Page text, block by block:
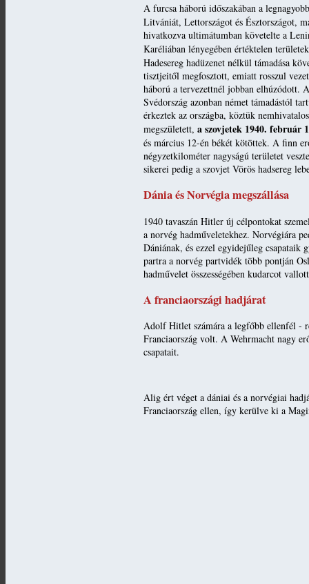
A furcsa háború időszakában a
Litvániát, Lettországot és Észtországot,
hivatkozva ultimátumban követelte a
Karéliában lényegében értéktelen
Hadesereg hadüzenet nélkül támadása
tisztjeitől megfosztott, emiatt rosszul
háború a tervezettnél jobban elhúzódott.
Svédország azonban német támadástól
érkeztek az országba, köztük
megszületett, a szovjetek 1940. február
és március 12-én békét kötöttek. A finn
négyzetkilométer nagyságú területet
sikerei pedig a szovjet Vörös hadsereg
Dánia és Norvégia megszállása
1940 tavaszán Hitler új célpontokat
a norvég hadműveletekhez. Norvégiára
Dániának, és ezzel egyidejűleg csapataik
partra a norvég partvidék több pontján
hadművelet összességében kudarcot
A franciaországi hadjárat
Adolf Hitlet számára a legfőbb ellenfél -
Franciaország volt. A Wehrmacht nagy
csapatait.
Alig ért véget a dániai és a norvégiai
Franciaország ellen, így kerülve ki a